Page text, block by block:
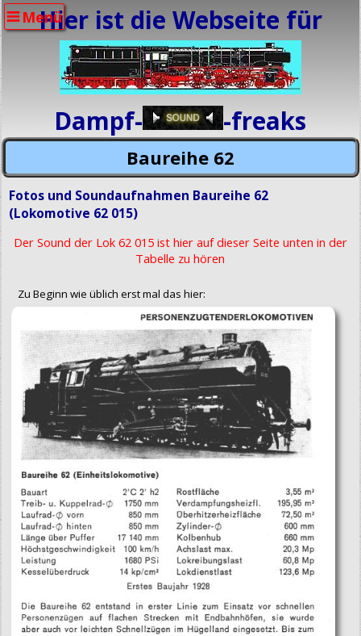
Menü
Hier ist die Webseite für
Dampf- -freaks
Baureihe 62
Fotos und Soundaufnahmen Baureihe 62
(Lokomotive 62 015)
Der Sound der Lok 62 015 ist hier auf dieser Seite unten in der
Tabelle zu hören
Zu Beginn wie üblich erst mal das hier: